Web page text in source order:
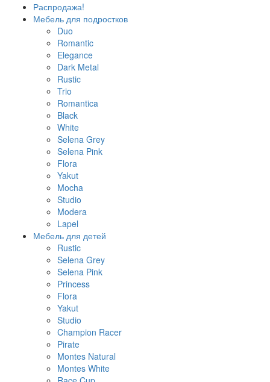
Распродажа!
Мебель для подростков
Duo
Romantic
Elegance
Dark Metal
Rustic
Trio
Romantica
Black
White
Selena Grey
Selena Pink
Flora
Yakut
Mocha
Studio
Modera
Lapel
Мебель для детей
Rustic
Selena Grey
Selena Pink
Princess
Flora
Yakut
Studio
Champion Racer
Pirate
Montes Natural
Montes White